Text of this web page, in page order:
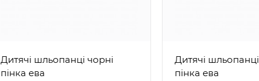
Дитячі шльопанці чорні
пінка ева
Дитячі шльопанці бежеві
пінка ева